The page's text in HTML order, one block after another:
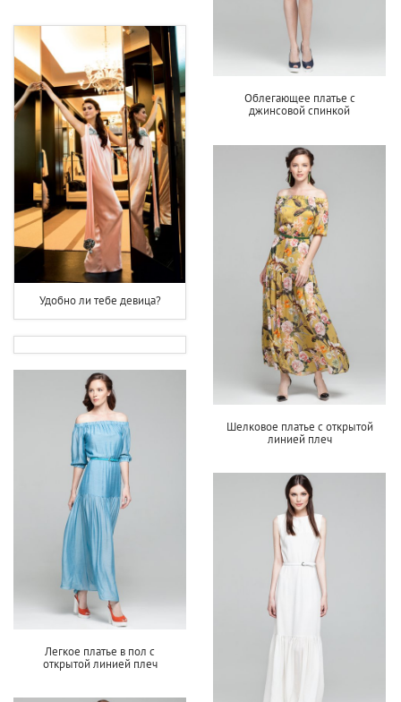
Облегающее платье с
джинсовой спинкой
Удобно ли тебе девица?
Шелковое платье с открытой
линией плеч
Легкое платье в пол с
открытой линией плеч